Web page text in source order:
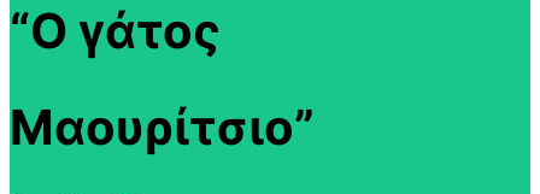
“Ο γάτος
Μαουρίτσιο”